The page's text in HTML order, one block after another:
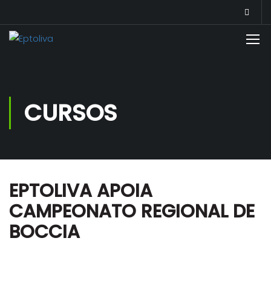
CURSOS
EPTOLIVA APOIA
CAMPEONATO REGIONAL DE
BOCCIA